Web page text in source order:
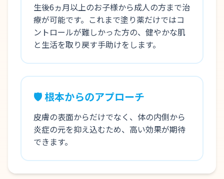
生後6ヵ月以上のお子様から成人の方まで治
療が可能です。これまで塗り薬だけではコ
ントロールが難しかった方の、健やかな肌
と生活を取り戻す手助けをします。
🛡️ 根本からのアプローチ
皮膚の表面からだけでなく、体の内側から
炎症の元を抑え込むため、高い効果が期待
できます。